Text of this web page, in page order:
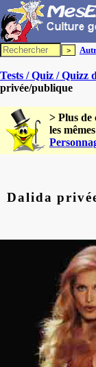
Tests / Quiz / Quizz
privée/publique
> Plus de
les
Dalida